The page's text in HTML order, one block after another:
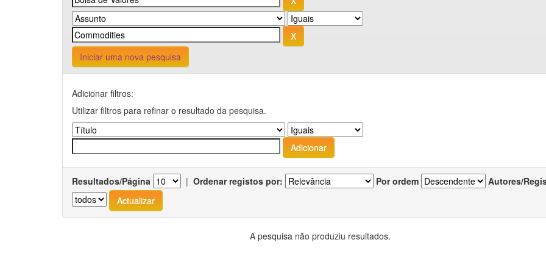
Iniciar uma nova pesquisa
Adicionar filtros:
Utilizar filtros para refinar o resultado da pesquisa.
Resultados/Página | Ordenar registos por: Por ordem Autores/
A pesquisa não produziu resultados.